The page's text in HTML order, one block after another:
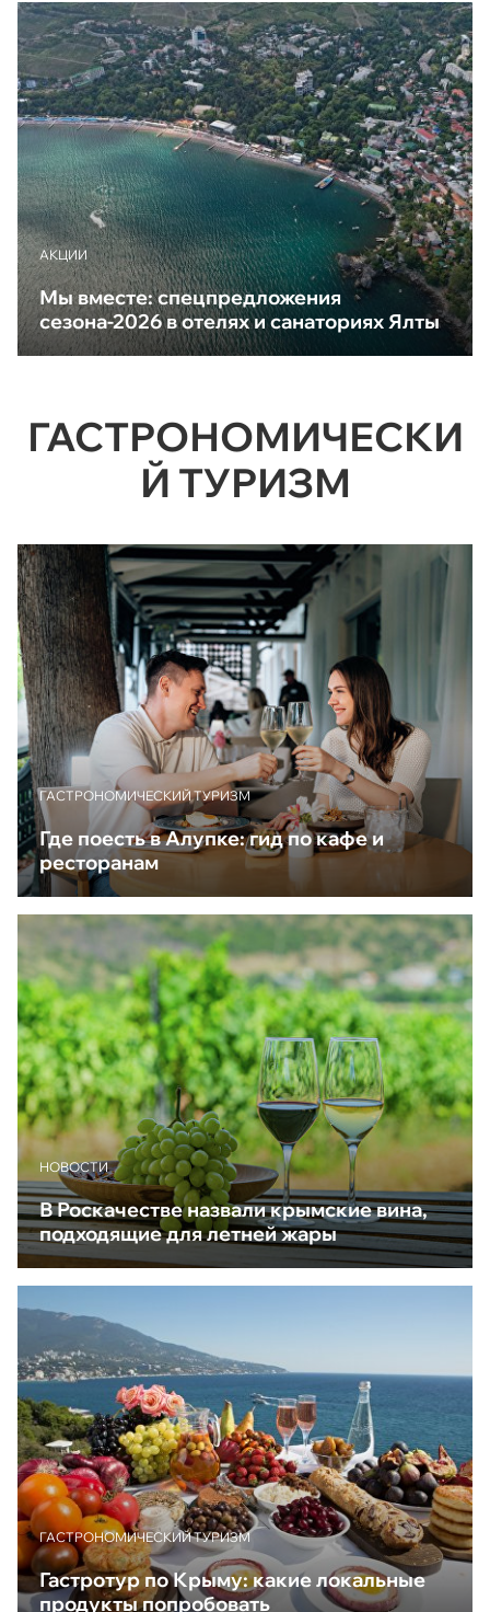
АКЦИИ
Мы вместе: спецпредложения
сезона-2026 в отелях и санаториях Ялты
ГАСТРОНОМИЧЕСКИ
Й ТУРИЗМ
ГАСТРОНОМИЧЕСКИЙ ТУРИЗМ
Где поесть в Алупке: гид по кафе и
ресторанам
НОВОСТИ
В Роскачестве назвали крымские вина,
подходящие для летней жары
ГАСТРОНОМИЧЕСКИЙ ТУРИЗМ
Гастротур по Крыму: какие локальные
продукты попробовать